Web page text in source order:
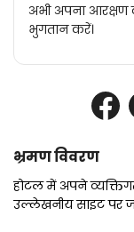
भ्रमण विवरण
होटल में अपने
उल्लेखनीय साइट पर
अभी अपना आरक्षण
भुगतान करें।